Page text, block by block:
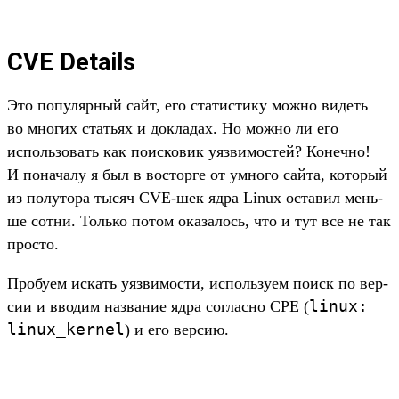
CVE Details
Это популяр­ный сайт, его ста­тис­тику мож­но видеть
во мно­гих стать­ях и док­ладах. Но мож­но ли его
исполь­зовать как поис­ковик уяз­вимос­тей? Конеч­но!
И понача­лу я был в вос­торге от умно­го сай­та, который
из полуто­ра тысяч CVE-шек ядра Linux оста­вил мень­
ше сот­ни. Толь­ко потом ока­залось, что и тут все не так
прос­то.
Про­буем искать уяз­вимос­ти, исполь­зуем поиск по вер­
сии и вво­дим наз­вание ядра сог­ласно CPE (linux:
linux_kernel) и его вер­сию.